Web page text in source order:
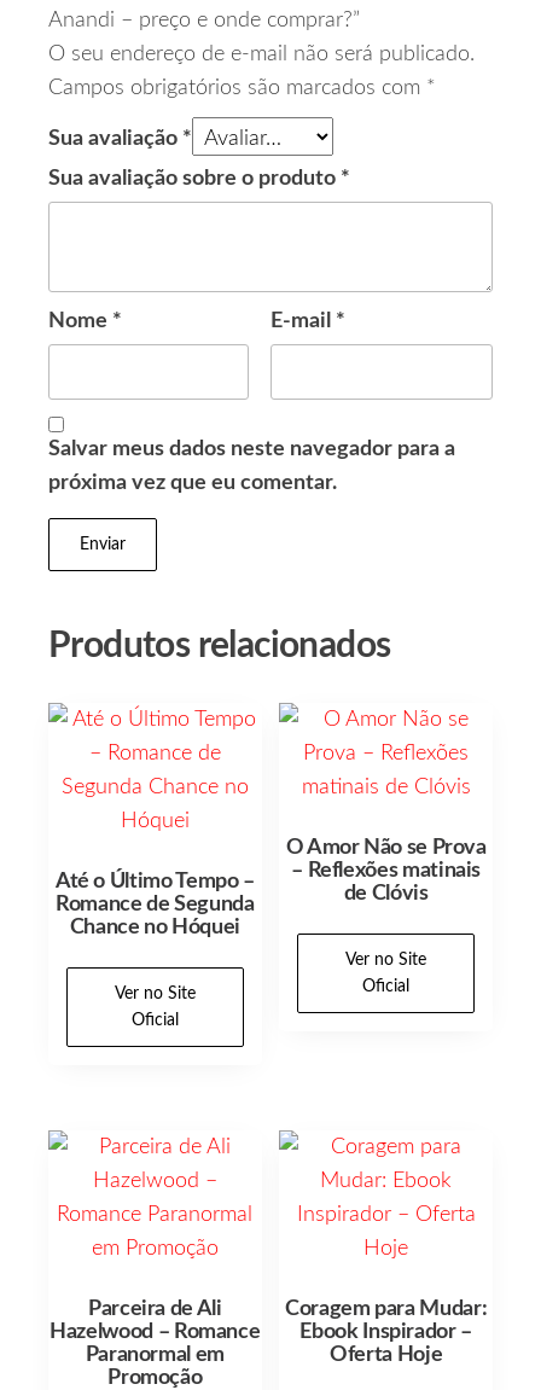
Anandi – preço e onde comprar?”
O seu endereço de e-mail não será publicado.
Campos obrigatórios são marcados com *
Sua avaliação *
Sua avaliação sobre o produto *
Nome * E-mail *
Salvar meus dados neste navegador para a
próxima vez que eu comentar.
Produtos relacionados
Até o Último Tempo –
Romance de Segunda
Chance no Hóquei
Ver no Site
Oficial
O Amor Não se Prova
– Reflexões matinais
de Clóvis
Ver no Site
Oficial
Parceira de Ali
Hazelwood – Romance
Paranormal em
Promoção
Coragem para Mudar:
Ebook Inspirador –
Oferta Hoje